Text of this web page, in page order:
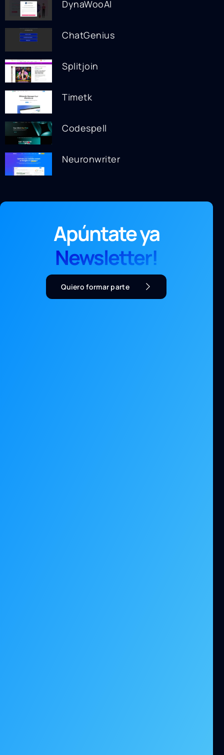
DynaWooAI
ChatGenius
Splitjoin
Timetk
Codespell
Neuronwriter
Apúntate ya
Newsletter!
Quiero formar parte